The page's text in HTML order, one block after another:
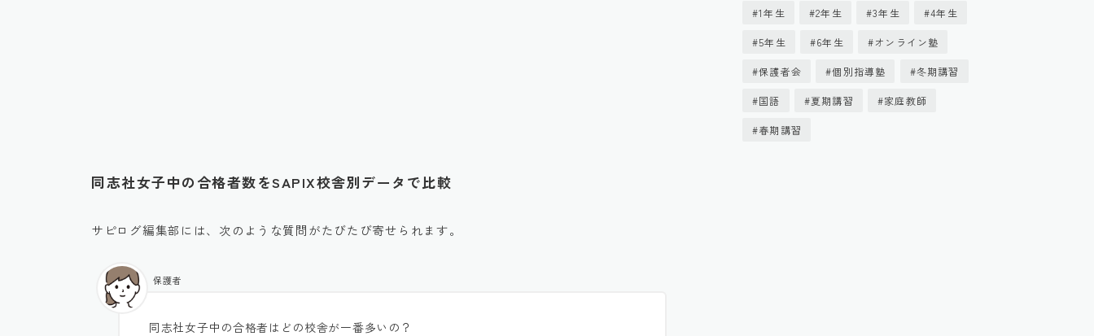
同志社女子中の合格者数をSAPIX校舎別データで比較
サピログ編集部には、次のような質問がたびたび寄せられます。
同志社女子中の合格者はどの校舎が一番多いの？
保護者
1年生 2年生 3年生 4年生
5年生 6年生 オンライン塾
保護者会 個別指導塾 冬期講習
国語 夏期講習 家庭教師
春期講習